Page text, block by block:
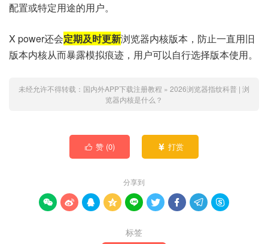
配置或特定用途的用户。
X power还会定期及时更新浏览器内核版本，防止一直用旧
版本内核从而暴露模拟痕迹，用户可以自行选择版本使用。
未经允许不得转载： 国内外APP下载注册教程 » 2026浏览器指纹科普 | 浏
览器内核是什么？
 赞 (0)  打赏
分享到
        
标签